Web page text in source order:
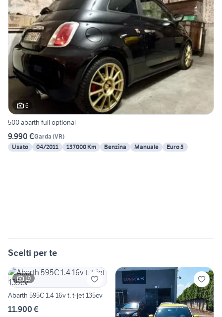
6
500 abarth full optional
9.990 €Garda (VR)
Usato
04/2011 137000 Km Benzina Manuale Euro 5
Scelti per te
19
Abarth 595C 1.4 16v t. t-jet 135cv
11.900 €